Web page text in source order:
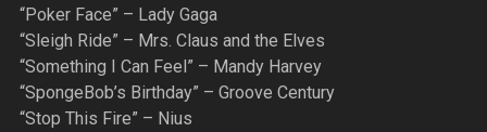
“Poker Face” – Lady Gaga
“Sleigh Ride” – Mrs. Claus and the Elves
“Something I Can Feel” – Mandy Harvey
“SpongeBob’s Birthday” – Groove Century
“Stop This Fire” – Nius